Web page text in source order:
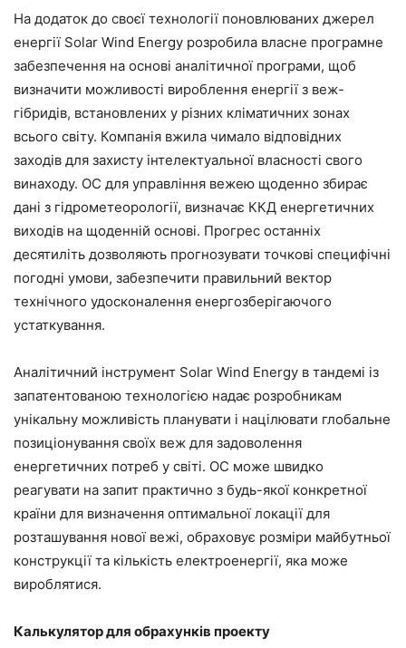
На додаток до своєї технології поновлюваних джерел
енергії Solar Wind Energy розробила власне програмне
забезпечення на основі аналітичної програми, щоб
визначити можливості вироблення енергії з веж-
гібридів, встановлених у різних кліматичних зонах
всього світу. Компанія вжила чимало відповідних
заходів для захисту інтелектуальної власності свого
винаходу. ОС для управління вежею щоденно збирає
дані з гідрометеорології, визначає ККД енергетичних
виходів на щоденній основі. Прогрес останніх
десятиліть дозволяють прогнозувати точкові специфічні
погодні умови, забезпечити правильний вектор
технічного удосконалення енергозберігаючого
устаткування.
Аналітичний інструмент Solar Wind Energy в тандемі із
запатентованою технологією надає розробникам
унікальну можливість планувати і націлювати глобальне
позиціонування своїх веж для задоволення
енергетичних потреб у світі. ОС може швидко
реагувати на запит практично з будь-якої конкретної
країни для визначення оптимальної локації для
розташування нової вежі, обраховує розміри майбутньої
конструкції та кількість електроенергії, яка може
вироблятися.
Калькулятор для обрахунків проекту